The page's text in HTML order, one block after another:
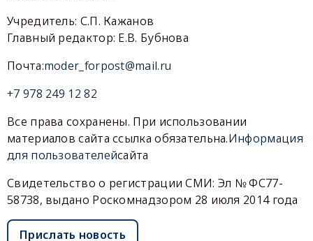
Учредитель: С.П. Кажанов
Главный редактор: Е.В. Бубнова
Почта:moder_forpost@mail.ru
+7 978 249 12 82
Все права сохранены. При использовании
материалов сайта ссылка обязательна.Информация
для пользователейсайта
Свидетельство о регистрации СМИ: Эл № ФС77-
58738, выдано Роскомнадзором 28 июля 2014 года
Прислать новость